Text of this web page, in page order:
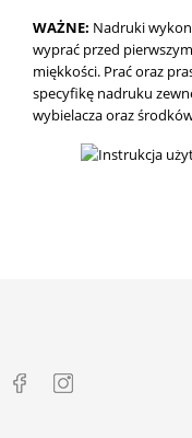
WAŻNE: Nadruki
wyprać przed
miękkości. Prać oraz
specyfikę nadruku
wybielacza oraz